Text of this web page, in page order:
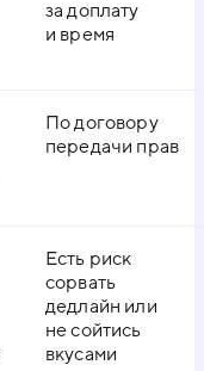
за доплату
и время
По договору
передачи прав
Есть риск
сорвать
дедлайн или
не сойтись
вкусами